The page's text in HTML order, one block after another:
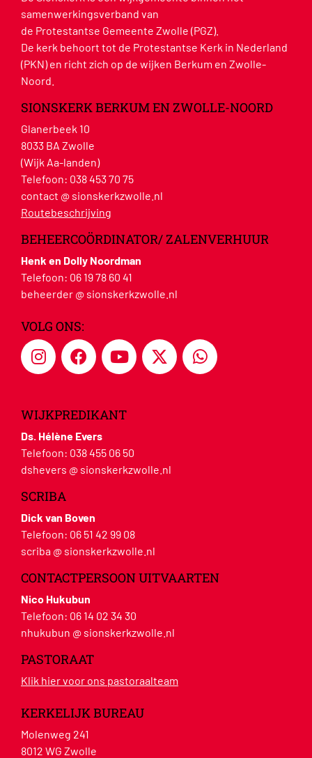
samenwerkingsverband van
de Protestantse Gemeente Zwolle (PGZ).
De kerk behoort tot de Protestantse Kerk in Nederland
(PKN) en richt zich op de wijken Berkum en Zwolle-
Noord.
SIONSKERK BERKUM EN ZWOLLE-NOORD
Glanerbeek 10
8033 BA Zwolle
(Wijk Aa-landen)
Telefoon: 038 453 70 75
contact @ sionskerkzwolle.nl
Routebeschrijving
BEHEERCOÖRDINATOR/ ZALENVERHUUR
Henk en Dolly Noordman
Telefoon: 06 19 78 60 41
beheerder @ sionskerkzwolle.nl
VOLG ONS:
WIJKPREDIKANT
Ds. Hélène Evers
Telefoon: 038 455 06 50
dshevers @ sionskerkzwolle.nl
SCRIBA
Dick van Boven
Telefoon: 06 51 42 99 08
scriba @ sionskerkzwolle.nl
CONTACTPERSOON UITVAARTEN
Nico Hukubun
Telefoon: 06 14 02 34 30
nhukubun @ sionskerkzwolle.nl
PASTORAAT
Klik hier voor ons pastoraalteam
KERKELIJK BUREAU
Molenweg 241
8012 WG Zwolle